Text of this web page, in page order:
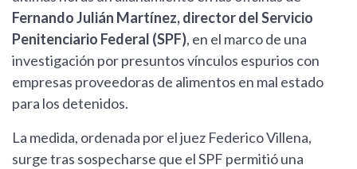
Fernando Julián Martínez, director del Servicio
Penitenciario Federal (SPF), en el marco de una
investigación por presuntos vínculos espurios con
empresas proveedoras de alimentos en mal estado
para los detenidos.
La medida, ordenada por el juez Federico Villena,
surge tras sospecharse que el SPF permitió una